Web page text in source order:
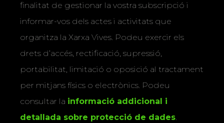
finalitat de gestionar la vostra subscripció i
informar-vos dels actes i activitats que
organitza la Xarxa Vives. Podeu exercir els
drets d’accés, rectificació, supressió,
portabilitat, limitació o oposició al tractament
per mitjans físics o electrònics. Podeu
consultar la informació addicional i
detallada sobre protecció de dades.